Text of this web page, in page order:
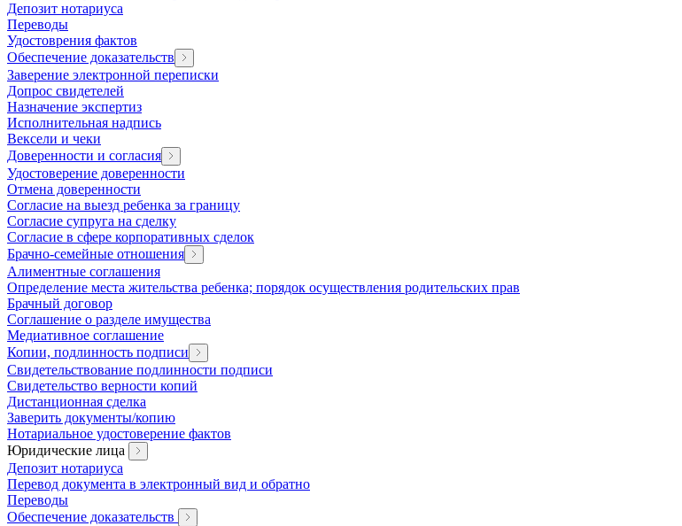
Депозит нотариуса
Переводы
Удостоврения фактов
Обеспечение доказательств
Заверение электронной переписки
Допрос свидетелей
Назначение экспертиз
Исполнительная надпись
Вексели и чеки
Доверенности и согласия
Удостоверение доверенности
Отмена доверенности
Согласие на выезд ребенка за границу
Согласие супруга на сделку
Согласие в сфере корпоративных сделок
Брачно-семейные отношения
Алиментные соглашения
Определение места жительства ребенка; порядок осуществления родительских прав
Брачный договор
Соглашение о разделе имущества
Медиативное соглашение
Копии, подлинность подписи
Свидетельствование подлинности подписи
Свидетельство верности копий
Дистанционная сделка
Заверить документы/копию
Нотариальное удостоверение фактов
Юридические лица
Депозит нотариуса
Перевод документа в электронный вид и обратно
Переводы
Обеспечение доказательств